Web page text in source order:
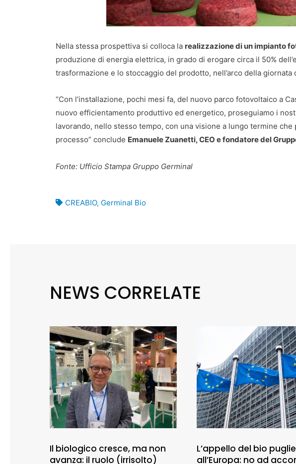
Nella stessa prospettiva si colloca la realizzazione di un impianto
produzione di energia elettrica, in grado di erogare circa il 50%
trasformazione e lo stoccaggio del prodotto, nell’arco della giornata
“Con l’installazione, pochi mesi fa, del nuovo parco fotovoltaico a
nuovo efficientamento produttivo ed energetico, proseguiamo i
lavorando, nello stesso tempo, con una visione a lungo termine
processo” conclude Emanuele Zuanetti, CEO e fondatore del
Fonte: Ufficio Stampa Gruppo Germinal
CREABIO, Germinal Bio
NEWS CORRELATE
Il biologico cresce, ma non
avanza: il ruolo (irrisolto)
L’appello del bio
all’Europa: no ad